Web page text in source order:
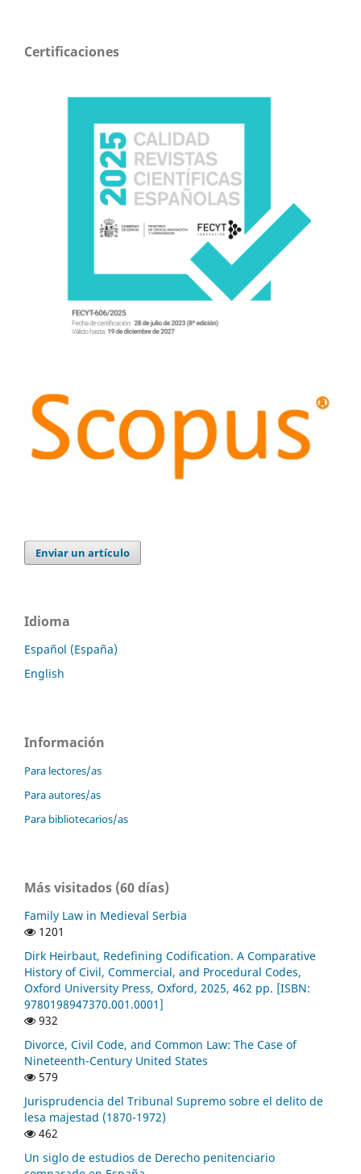
Certificaciones
Enviar un artículo
Idioma
Español (España)
English
Información
Para lectores/as
Para autores/as
Para bibliotecarios/as
Más visitados (60 días)
Family Law in Medieval Serbia
1201
Dirk Heirbaut, Redefining Codification. A Comparative
History of Civil, Commercial, and Procedural Codes,
Oxford University Press, Oxford, 2025, 462 pp. [ISBN:
9780198947370.001.0001]
932
Divorce, Civil Code, and Common Law: The Case of
Nineteenth-Century United States
579
Jurisprudencia del Tribunal Supremo sobre el delito de
lesa majestad (1870-1972)
462
Un siglo de estudios de Derecho penitenciario